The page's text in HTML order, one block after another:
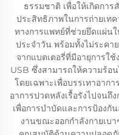
ธรรมชาติ เพื่อให้เกิดกา
ประสิทธิภาพในการถ่ายเท
ทางการแพทย์ที่ช่วยยึดแผ่น
ประจำวัน พร้อมทั้งไม่ระคา
จากแบตเตอรี่ที่มีอายุการใ
USB ซึ่งสามารถให้ความร้อ
โดยเฉพาะเพื่อบรรเทาอาก
อาการปวดหลังเรื้อรังไปจนถึ
เพื่อการบำบัดและการป้องกั
งานขณะออกกำลังกายเบ